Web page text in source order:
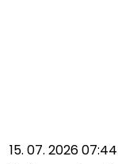
15. 07. 2026 07:44